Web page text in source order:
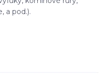
a pod.).